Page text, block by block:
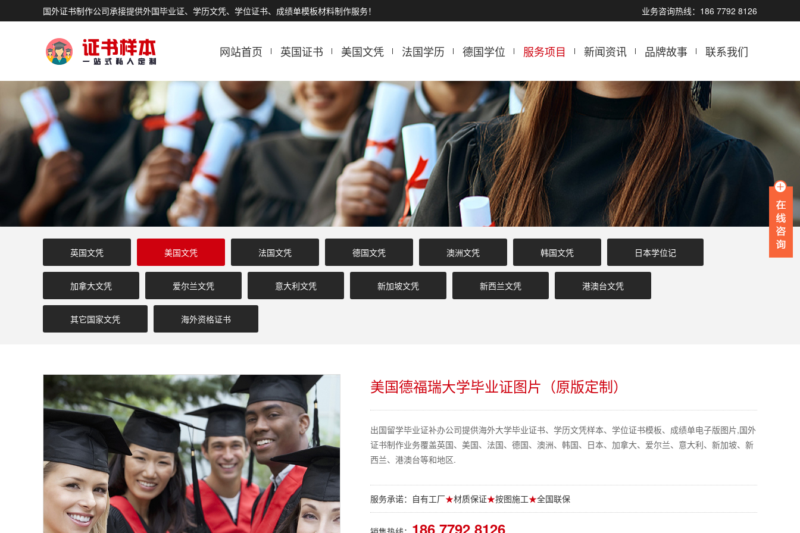
业务咨询热线：186 7792 8126
国外证书制作公司承接提供外国毕业证、学历文凭、学位证书、成绩单模板材料制作服务！
网站首页 英国证书 美国文凭 法国学历 德国学位 服务项目 新闻资讯 品牌故事 联系我们
英国文凭 美国文凭 法国文凭 德国文凭 澳洲文凭 韩国文凭 日本学位记
加拿大文凭 爱尔兰文凭 意大利文凭 新加坡文凭 新西兰文凭 港澳台文凭
其它国家文凭 海外资格证书
美国德福瑞大学毕业证图片（原版定制）
出国留学毕业证补办公司提供海外大学毕业证书、学历文凭样本、学位证书模板、成绩单电子版图片,国外
证书制作业务覆盖英国、美国、法国、德国、澳洲、韩国、日本、加拿大、爱尔兰、意大利、新加坡、新
西兰、港澳台等和地区.
服务承诺：自有工厂★材质保证★按图施工★全国联保
186 7792 8126